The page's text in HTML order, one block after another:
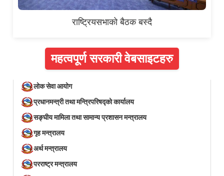
राष्ट्रियसभाको बैठक बस्दै
महत्वपूर्ण सरकारी वेबसाइटहरु
लोक सेवा आयोग
प्रधानमन्त्री तथा मन्त्रिपरिषद्को कार्यालय
सङ्घीय मामिला तथा सामान्य प्रशासन मन्त्रालय
गृह मन्त्रालय
अर्थ मन्त्रालय
परराष्ट्र मन्त्रालय